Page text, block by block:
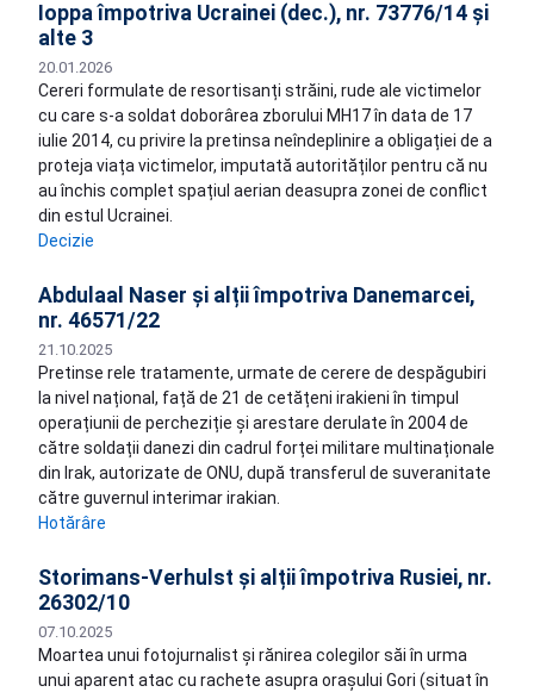
Ioppa împotriva Ucrainei (dec.), nr. 73776/14 și
alte 3
20.01.2026
Cereri formulate de resortisanți străini, rude ale victimelor
cu care s-a soldat doborârea zborului MH17 în data de 17
iulie 2014, cu privire la pretinsa neîndeplinire a obligației de a
proteja viața victimelor, imputată autorităților pentru că nu
au închis complet spațiul aerian deasupra zonei de conflict
din estul Ucrainei.
Decizie
Abdulaal Naser și alții împotriva Danemarcei,
nr. 46571/22
21.10.2025
Pretinse rele tratamente, urmate de cerere de despăgubiri
la nivel național, față de 21 de cetățeni irakieni în timpul
operațiunii de percheziție și arestare derulate în 2004 de
către soldații danezi din cadrul forței militare multinaționale
din Irak, autorizate de ONU, după transferul de suveranitate
către guvernul interimar irakian.
Hotărâre
Storimans-Verhulst și alții împotriva Rusiei, nr.
26302/10
07.10.2025
Moartea unui fotojurnalist și rănirea colegilor săi în urma
unui aparent atac cu rachete asupra orașului Gori (situat în